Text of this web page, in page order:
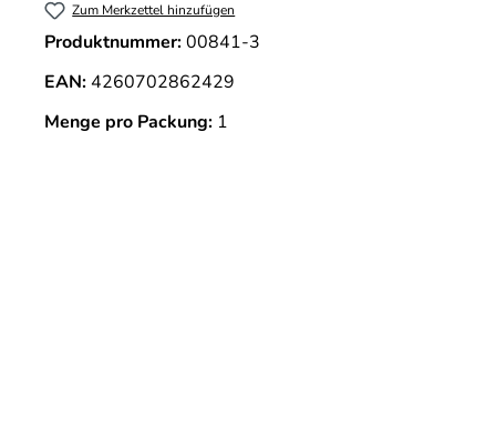
Zum Merkzettel hinzufügen
Produktnummer:00841-3
EAN:4260702862429
Menge pro Packung: 1